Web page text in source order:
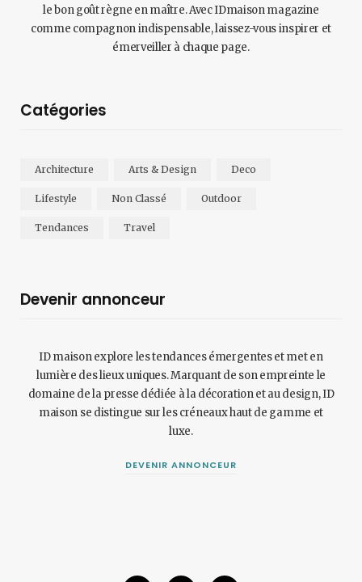
le bon goût règne en maître. Avec IDmaison magazine
comme compagnon indispensable, laissez-vous inspirer et
émerveiller à chaque page.
Catégories
Architecture Arts & Design Deco
Lifestyle Non Classé Outdoor
Tendances Travel
Devenir annonceur
ID maison explore les tendances émergentes et met en
lumière des lieux uniques. Marquant de son empreinte le
domaine de la presse dédiée à la décoration et au design, ID
maison se distingue sur les créneaux haut de gamme et
luxe.
DEVENIR ANNONCEUR